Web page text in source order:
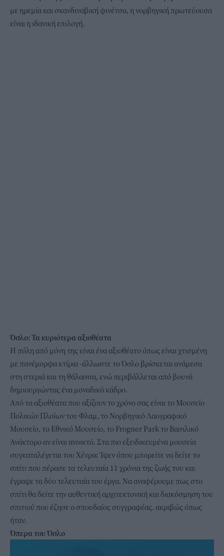
με ηρεμία και σκανδιναβική φινέτσα, η νορβηγική πρωτεύουσα
είναι η ιδανική επιλογή.
Όσλο: Τα κυριότερα αξιοθέατα
Η πόλη από μόνη της είναι ένα αξιοθέατο όπως είναι χτισμένη
με πανέμορφα κτίρια -άλλωστε το Όσλο βρίσκεται ανάμεσα
στη στεριά και τη θάλασσα, ενώ περιβάλλεται από βουνά
δημιουργώντας ένα μοναδικό κάδρο.
Από τα αξιοθέατα που αξίζουν το χρόνο σας είναι το Μουσείο
Πολικών Πλοίων του Φλαμ, το Νορβηγικό Λαογραφικό
Μουσείο, το Εθνικό Μουσείο, το Frogner Park το Βασιλικό
Ανάκτορο αν είναι ανοικτό. Στα πιο εξειδικευμένα μουσεία
συγκαταλέγεται του Χένρικ Ίψεν όπου μπορείτε να δείτε το
σπίτι που πέρασε τα τελευταία 11 χρόνια της ζωής του και
έγραψε τα δύο τελευταία του έργα. Να αναφέρουμε πως στο
σπίτι θα δείτε την αυθεντική αρχιτεκτονική και διακόσμηση του
σπιτιού που έζησε ο σπουδαίος συγγραφέας. ακριβώς όπως
ήταν.
Όπερα του Όσλο